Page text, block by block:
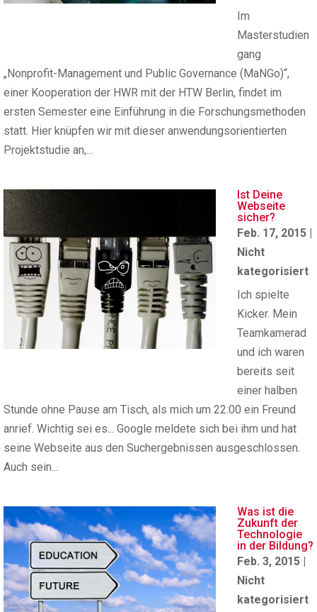
Im
Masterstudien
gang
„Nonprofit-Management und Public Governance (MaNGo)“,
einer Kooperation der HWR mit der HTW Berlin, findet im
ersten Semester eine Einführung in die Forschungsmethoden
statt. Hier knüpfen wir mit dieser anwendungsorientierten
Projektstudie an,...
Ist Deine
Webseite
sicher?
Feb. 17, 2015 |
Nicht
kategorisiert
Ich spielte
Kicker. Mein
Teamkamerad
und ich waren
bereits seit
einer halben
Stunde ohne Pause am Tisch, als mich um 22:00 ein Freund
anrief. Wichtig sei es... Google meldete sich bei ihm und hat
seine Webseite aus den Suchergebnissen ausgeschlossen.
Auch sein...
Was ist die
Zukunft der
Technologie
in der Bildung?
Feb. 3, 2015 |
Nicht
kategorisiert